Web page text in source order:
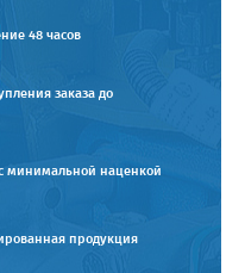
48 часов
заказа до
минимальной наценкой
продукция